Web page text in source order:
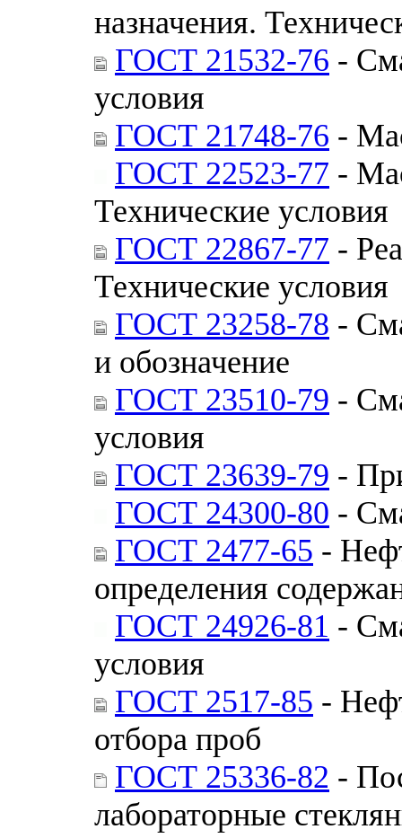
назначения.
ГОСТ 21532-76 -
условия
ГОСТ 21748-76 -
ГОСТ 22523-77 -
Технические условия
ГОСТ 22867-77 -
Технические условия
ГОСТ 23258-78 -
и обозначение
ГОСТ 23510-79 -
условия
ГОСТ 23639-79 -
ГОСТ 24300-80 -
ГОСТ 2477-65 -
определения
ГОСТ 24926-81 -
условия
ГОСТ 2517-85 -
отбора проб
ГОСТ 25336-82 -
лабораторные